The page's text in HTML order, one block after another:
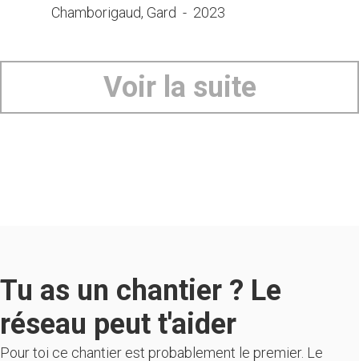
Chamborigaud, Gard - 2023
Voir la suite
Tu as un chantier ? Le
réseau peut t'aider
Pour toi ce chantier est probablement le premier. Le